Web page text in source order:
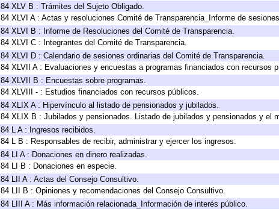
84 XLV B : Trámites del Sujeto Obligado.
84 XLVI A : Actas y resoluciones Comité de Transparencia_Informe de
84 XLVI B : Informe de Resoluciones del Comité de Transparencia.
84 XLVI C : Integrantes del Comité de Transparencia.
84 XLVI D : Calendario de sesiones ordinarias del Comité de Transparencia.
84 XLVII A : Evaluaciones y encuestas a programas financiados con recursos
84 XLVII B : Encuestas sobre programas.
84 XLVIII - : Estudios financiados con recursos públicos.
84 XLIX A : Hipervínculo al listado de pensionados y jubilados.
84 XLIX B : Jubilados y pensionados. Listado de jubilados y pensionados y el
84 L A : Ingresos recibidos.
84 L B : Responsables de recibir, administrar y ejercer los ingresos.
84 LI A : Donaciones en dinero realizadas.
84 LI B : Donaciones en especie.
84 LII A : Actas del Consejo Consultivo.
84 LII B : Opiniones y recomendaciones del Consejo Consultivo.
84 LIII A : Más información relacionada_Información de interés público.